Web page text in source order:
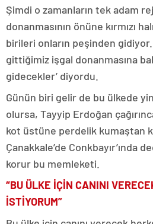
Şimdi o zamanların tek adam
donanmasının önüne kırmızı
birileri onların peşinden
gittiğimiz işgal donanmasına
gidecekler’ diyordu.
Günün biri gelir de bu ülkede
olursa, Tayyip Erdoğan
kot üstüne perdelik kumaştan
Çanakkale’de Conkbayır’ında
korur bu memleketi.
“BU ÜLKE İÇİN CANINI
İSTİYORUM”